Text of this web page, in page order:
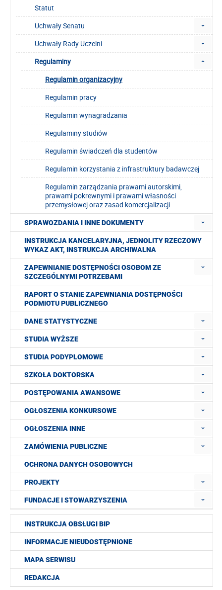
Statut
Uchwały Senatu
Uchwały Rady Uczelni
Regulaminy
Regulamin organizacyjny
Regulamin pracy
Regulamin wynagradzania
Regulaminy studiów
Regulamin świadczeń dla studentów
Regulamin korzystania z infrastruktury badawczej
Regulamin zarządzania prawami autorskimi,
prawami pokrewnymi i prawami własności
przemysłowej oraz zasad komercjalizacji
SPRAWOZDANIA I INNE DOKUMENTY
INSTRUKCJA KANCELARYJNA, JEDNOLITY RZECZOWY
WYKAZ AKT, INSTRUKCJA ARCHIWALNA
ZAPEWNIANIE DOSTĘPNOŚCI OSOBOM ZE
SZCZEGÓLNYMI POTRZEBAMI
RAPORT O STANIE ZAPEWNIANIA DOSTĘPNOŚCI
PODMIOTU PUBLICZNEGO
DANE STATYSTYCZNE
STUDIA WYŻSZE
STUDIA PODYPLOMOWE
SZKOŁA DOKTORSKA
POSTĘPOWANIA AWANSOWE
OGŁOSZENIA KONKURSOWE
OGŁOSZENIA INNE
ZAMÓWIENIA PUBLICZNE
OCHRONA DANYCH OSOBOWYCH
PROJEKTY
FUNDACJE I STOWARZYSZENIA
INSTRUKCJA OBSŁUGI BIP
INFORMACJE NIEUDOSTĘPNIONE
MAPA SERWISU
REDAKCJA